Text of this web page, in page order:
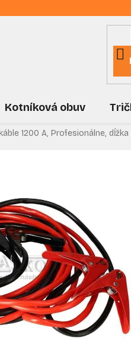
Kotníková obuv
1200 A, Profesionálne,